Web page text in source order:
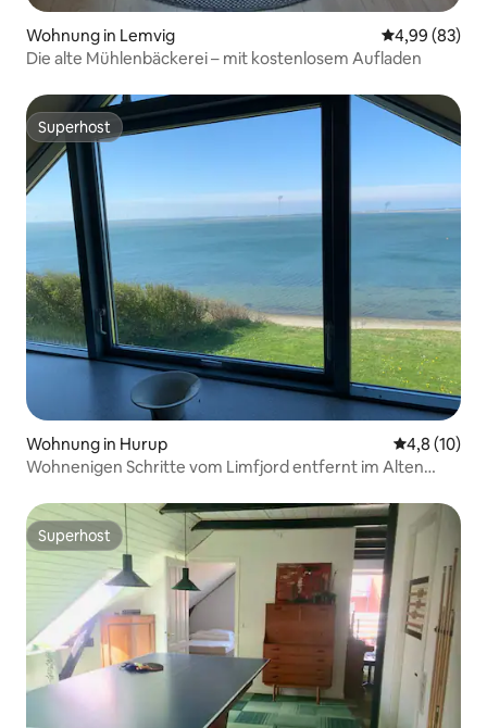
Wohnung in Lemvig
4,99 (83)
Die alte Mühlenbäckerei – mit kostenlosem Aufladen
Superhost
Superhost
Wohnung in Hurup
4,8 (10)
Wohnenigen Schritte vom Limfjord entfernt im Alten
Superhost
Superhost